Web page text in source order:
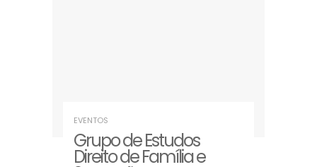
EVENTOS
Grupo de Estudos
Direito de Família e